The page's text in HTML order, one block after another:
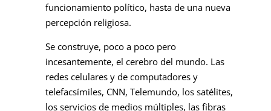
funcionamiento político, hasta de una nueva
percepción religiosa.
Se construye, poco a poco pero
incesantemente, el cerebro del mundo. Las
redes celulares y de computadores y
telefacsímiles, CNN, Telemundo, los satélites,
los servicios de medios múltiples, las fibras